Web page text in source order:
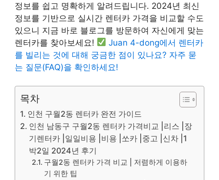
정보를 쉽고 명확하게 알려드립니다. 2024년 최신
정보를 기반으로 실시간 렌터카 가격을 비교할 수도
있으니 지금 바로 블로그를 방문하여 자신에게 맞는
렌터카를 찾아보세요!
Juan 4-dong에서 렌터카
를 빌리는 것에 대해 궁금한 점이 있나요? 자주 묻
는 질문(FAQ)을 확인하세요!
목차
인천 구월2동 렌터카 완전 가이드
인천 남동구 구월2동 렌터카 가격비교 |리스 |장
기렌터카 |일일비용 |비용 |쏘카 |중고 |신차 |1
박2일 2024년 후기
구월2동 렌터카 가격 비교 | 저렴하게 이용하
기 위한 팁